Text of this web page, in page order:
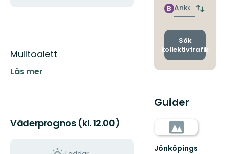
Beskrivning
Mulltoalett
Läs mer
Väderprognos (kl. 12.00)
Ankomst
B
Byt
och
Sök
kollektivtrafik
Guider
Jönköpings